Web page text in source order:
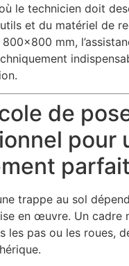
le technicien doit
et du matériel de
mm,
de
pour
parfait
trappe au sol
en œuvre. Un cadre
les pas ou les roues,